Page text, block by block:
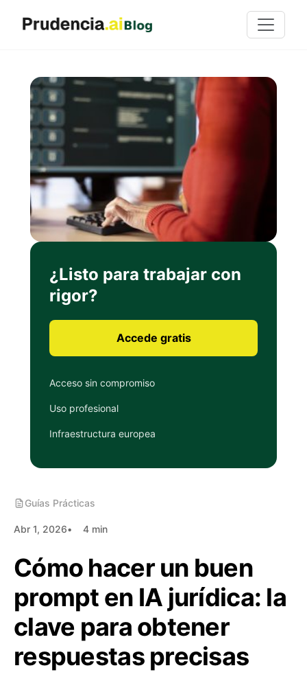
¿Listo para trabajar con
rigor?
Accede gratis
Acceso sin compromiso
Uso profesional
Infraestructura europea
Guías Prácticas
Abr 1, 2026 4 min
Cómo hacer un buen
prompt en IA jurídica: la
clave para obtener
respuestas precisas